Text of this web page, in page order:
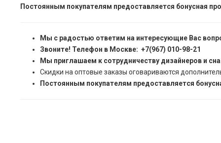
Постоянным покупателям предоставляется бонусная
Мы с радостью ответим на интересующие Вас
Звоните! Телефон в Москве: +7(967) 010-98-21
Мы приглашаем к сотрудничеству дизайнеров и
Скидки на оптовые заказы оговариваются
Постоянным покупателям предоставляется